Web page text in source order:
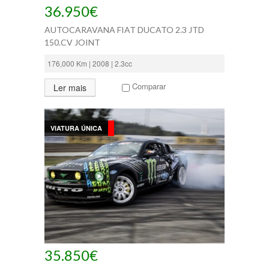
36.950€
AUTOCARAVANA FIAT DUCATO 2.3 JTD
150.CV JOINT
176,000 Km | 2008 | 2.3cc
Ler mais Comparar
VIATURA ÚNICA
35.850€